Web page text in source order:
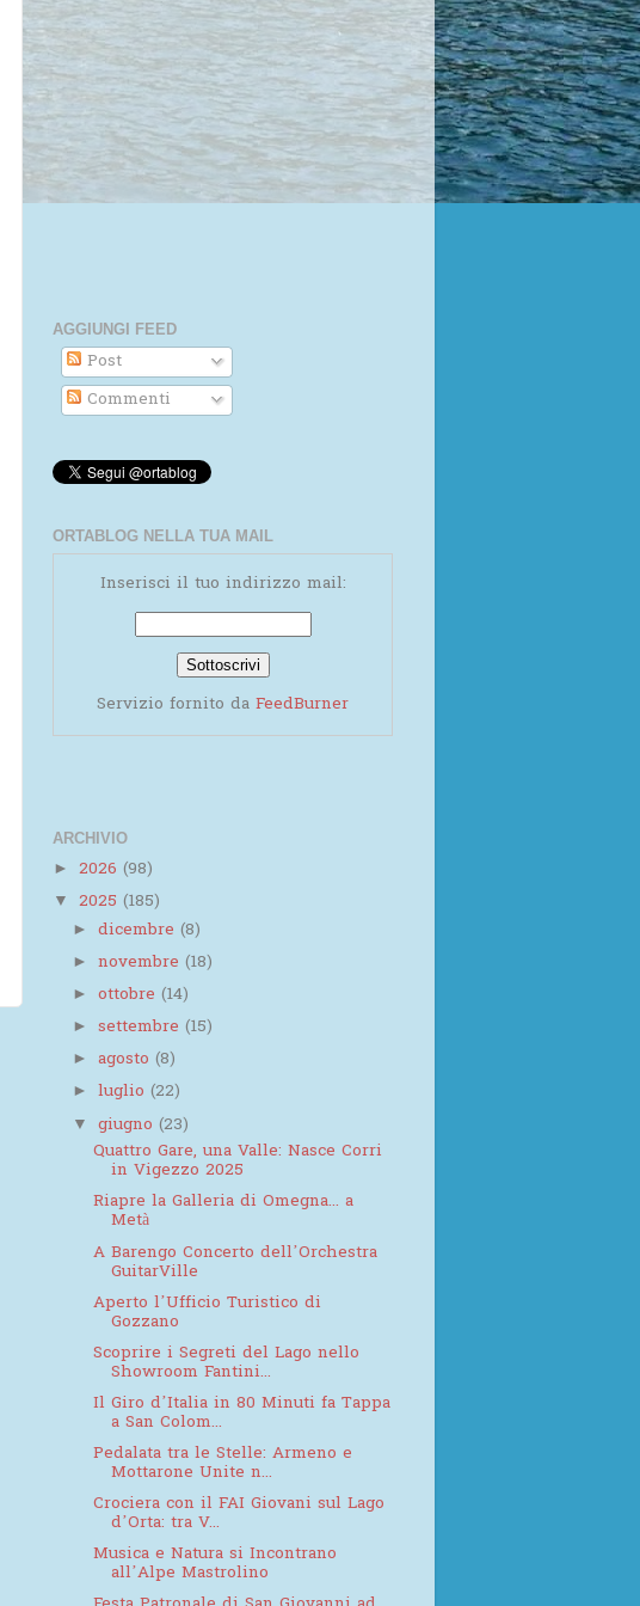
AGGIUNGI FEED
Post
Commenti
ORTABLOG NELLA TUA MAIL
Inserisci il tuo indirizzo mail:
Servizio fornito da FeedBurner
ARCHIVIO
► 2026 (98)
▼ 2025 (185)
►dicembre(8)
►novembre(18)
►ottobre(14)
►settembre(15)
►agosto(8)
►luglio(22)
▼giugno(23)
Quattro Gare, una Valle: Nasce Corri
in Vigezzo 2025
Riapre la Galleria di Omegna... a
Metà
A Barengo Concerto dell’Orchestra
GuitarVille
Aperto l’Ufficio Turistico di
Gozzano
Scoprire i Segreti del Lago nello
Showroom Fantini...
Il Giro d’Italia in 80 Minuti fa Tappa
a San Colom...
Pedalata tra le Stelle: Armeno e
Mottarone Unite n...
Crociera con il FAI Giovani sul Lago
d’Orta: tra V...
Musica e Natura si Incontrano
all’Alpe Mastrolino